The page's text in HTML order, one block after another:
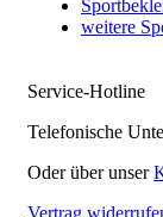
weitere
Service-Hotline
Telefonische
Oder über unser
Vertrag